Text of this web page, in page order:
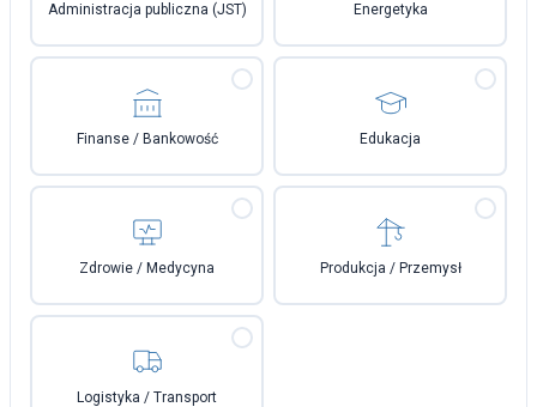
Administracja publiczna (JST) Energetyka
Finanse / Bankowość Edukacja
Zdrowie / Medycyna Produkcja / Przemysł
Logistyka / Transport